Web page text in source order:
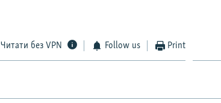
Читати без VPN Follow us Print